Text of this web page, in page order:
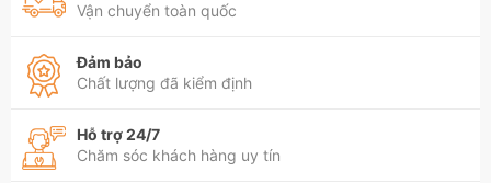
Vận chuyển toàn quốc
Đảm bảo
Chất lượng đã kiểm định
Hỗ trợ 24/7
Chăm sóc khách hàng uy tín